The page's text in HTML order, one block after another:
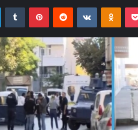
LinkedInTumblr PinterestReddit VKontakte